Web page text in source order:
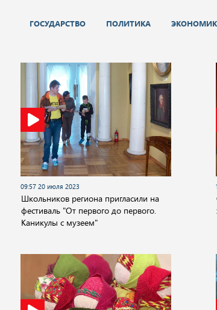
ГОСУДАРСТВО ПОЛИТИКА
09:57 20 июля 2023
Школьников региона пригласили на
фестиваль "От первого до первого.
Каникулы с музеем"